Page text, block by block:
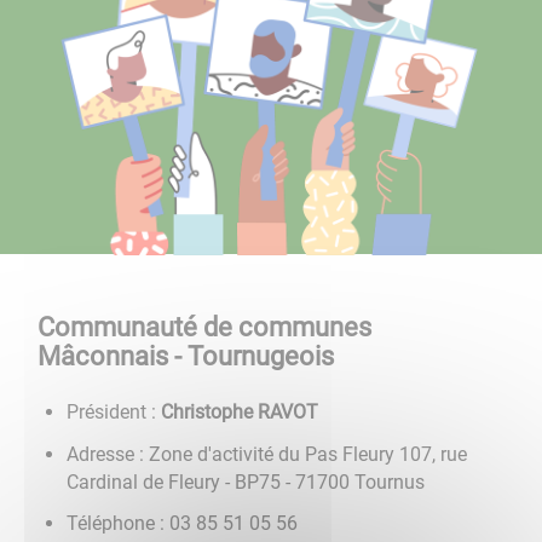
Communauté de communes
Mâconnais - Tournugeois
Président : Christophe RAVOT
Adresse : Zone d'activité du Pas Fleury 107, rue
Cardinal de Fleury - BP75 - 71700 Tournus
Téléphone : 03 85 51 05 56